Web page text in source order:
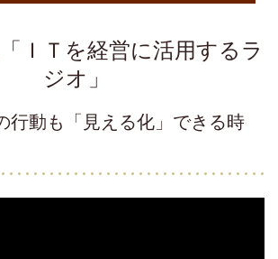
ＩＴを経営に活用するラ
ジオ」
行動も「見える化」できる時